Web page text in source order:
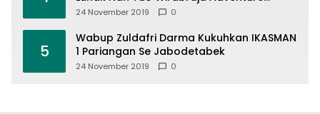
Offroad 2019
24 November 2019 0
5
Wabup Zuldafri Darma Kukuhkan IKASMAN
1 Pariangan Se Jabodetabek
24 November 2019 0